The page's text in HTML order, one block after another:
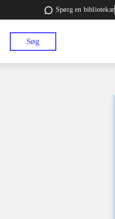
Spørg en bibliotekar
Søg